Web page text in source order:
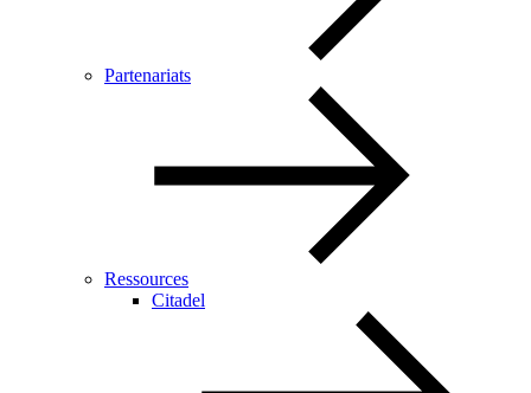
Partenariats
Ressources
Citadel